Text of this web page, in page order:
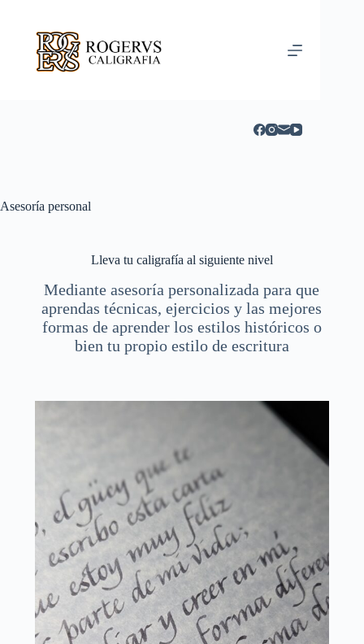
contenido
Asesoría personal
Lleva tu caligrafía al siguiente nivel
Mediante asesoría personalizada para que
aprendas técnicas, ejercicios y las mejores
formas de aprender los estilos históricos o
bien tu propio estilo de escritura